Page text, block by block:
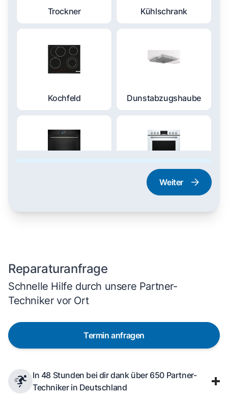
Trockner Kühlschrank
Kochfeld Dunstabzugshaube
Herd und Backofen
Weiter
Reparaturanfrage
Schnelle Hilfe durch unsere Partner-
Techniker vor Ort
Termin anfragen
In 48 Stunden bei dir dank über 650 Partner-
Techniker in Deutschland